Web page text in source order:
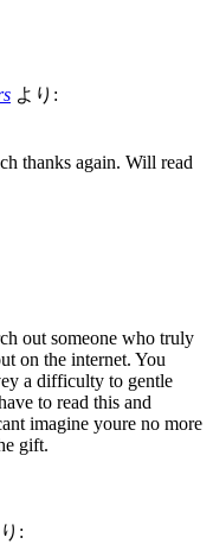
より:
thanks again. Will read
out someone who truly
on the internet. You
a difficulty to gentle
to read this and
imagine youre no more
gift.
: